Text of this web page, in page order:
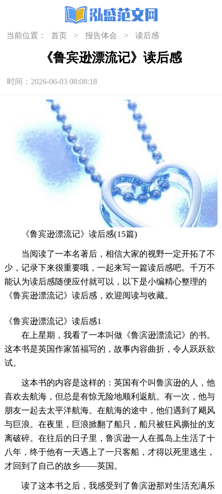
当前位置： 首页 > 报告体会 > 读后感
《鲁宾逊漂流记》读后感
时间：2026-06-03 08:08:18
《鲁宾逊漂流记》读后感(15篇)
当阅读了一本名著后，相信大家的视野一定开拓了不
少，记录下来很重要哦，一起来写一篇读后感吧。千万不
能认为读后感随便应付就可以，以下是小编精心整理的
《鲁宾逊漂流记》读后感，欢迎阅读与收藏。
《鲁宾逊漂流记》读后感1
在上星期，我看了一本叫做《鲁滨逊漂流记》的书。
这本书是英国作家笛福写的，故事内容曲折，令人跃跃欲
试。
这本书的内容是这样的：英国有个叫鲁滨逊的人，他
喜欢去航海，但总是有惊无险地顺利返航。有一次，他与
朋友一起去太平洋航海。在航海的途中，他们遇到了飓风
与巨浪。在夜里，巨浪掀翻了船只，船只被狂风撕扯的支
离破碎。在往后的日子里，鲁滨逊一人在孤岛上生活了十
八年，终于他有一天遇上了一只客船，才得以死里逃生，
才回到了自己的故乡——英国。
读了这本书之后，我感受到了鲁滨逊那对生活充满乐